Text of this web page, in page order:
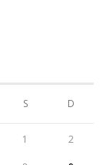
S D
1 2